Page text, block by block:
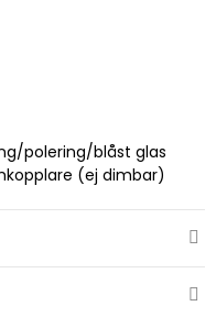
polering/blåst glas
(ej dimbar)